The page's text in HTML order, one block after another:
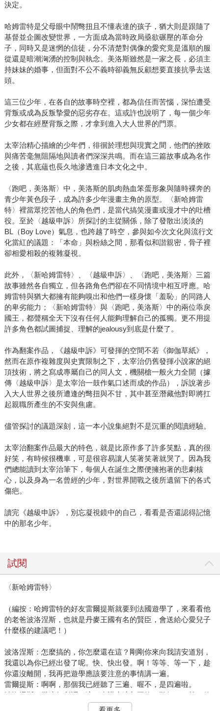
決定。
哈姆雷特是父母眼中鬧彆扭且不懂表達的孩子，猶大則是跟隨了
基督並企圖改變世界，一方面成為當時政局亟欲碾壓的革命分
子，同時又是迷惘的信徒，分不清楚對偶像的愛究竟是溫順的服
從還是暗潮洶湧的控制與執念。美洛斯雖然是一家之長，必須主
持妹妹的婚事，但面對不公不義時卻義無反顧想要直接抗爭去送
頭。
這三位少年，在各自的故事時空裡，都為信任而苦惱，深怕遭受
背叛或成為反叛摯愛的惡劣存在。這或許也說明了，每一個少年
少女都在經歷背叛之際，才拿到進入大人世界的門票。
太宰治精心描繪的少年們，徘徊於理想與現實之間，他們的挫敗
與痛苦毫無阻隔地與讀者們深深共鳴。而在這三篇故事成為名作
之後，其底蘊也長久地滲透進日本文化之中。
〈跑吧，美洛斯〉中，美洛斯的肌肉熱血笨蛋形象與隨時裸奔的
青少年黃色段子，成為許多少年漫畫主角的原型。〈新哈姆雷
特〉裡當眾挖苦他人的角色們，是當代搞笑漫畫或漫才中的吐槽
役。至於〈越級申訴〉所探討的主從關係，除了發散出淡淡的
BL（Boy Love）氣息，也跨越了時空，參與如今次文化與流行文
化當紅的議題：「本命」與粉絲之間，那看似和諧親密，骨子裡
卻相愛相殺的複雜凝視。
此外，〈新哈姆雷特〉、〈越級申訴〉、〈跑吧，美洛斯〉三篇
故事雖然各自獨立，但各路角色們卻在不同情境中相互呼應。哈
姆雷特與猶大都擁有能夠嗅出和他們一樣身懷「羞恥」的同路人
的卑劣能力；〈新哈姆雷特〉與〈跑吧，美洛斯〉中的兩位乖戾
國王，都聲稱全天下沒有任何人能夠理解自己的孤獨。更不用提
許多角色都試圖捕捉、理解的jealousy到底是什麼了。
作為翻案作品，《越級申訴》可發揮的空間不若《御伽草紙》，
然而在原作複雜度與史實限制之下，太宰治仍舊發揮小說家的絕
頂技術，將之寫成專屬自己的同人文，機關槍一般火力全開（據
傳〈越級申訴〉是太宰治一鼓作氣口述而成的作品），訴說著步
入大人世界之後所遭逢的彆扭與不甘，其中甚至潛藏他對即將扛
起親職所產生的不安與焦慮。
儘管探討的議題深刻，這一本小說集絕對不是沉重的閱讀經驗。
太宰治翻案作品最大的特色，就是比原作多了許多笑點，真的很
好笑，有時候很機車，可是很容易讓人笑著笑著就哭了。因為我
們總能讀到太宰治筆下，每個人在誕生之際便擁抱著的悲劇核
心，以及身為一名曾經的少年，對世界開戰之後所遺留下的各式
傷疤。
讀完《越級申訴》，別忘凝視鏡中的自己，看看是否還認得記憶
中的那名少年。
試閱
〈新哈姆雷特〉
（編按：哈姆雷特的好友雷爾提斯就要到法國遊學了，來看看他
的老爸波洛涅斯，也就是丹麥王國有名的賢臣，會送給心愛兒子
什麼樣的建議吧！）
波洛涅斯：怎麼搞的，你怎麼還在這？剛剛你來向我請安道別，
我還以為你已經出發了呢。快、快出發。啊！等等、等一下，趁
你還沒離開，我再把遊學應該要注意的事情講一遍。
雷爾提斯：啊啊，那個我已經聽了三遍、喔不，是四遍啦。
波洛涅斯：幾遍無所謂，這種事講十遍都不夠。聽好了，第一件
事，要注意自己的成績。如果班上有五十位同學，那麼你的成績